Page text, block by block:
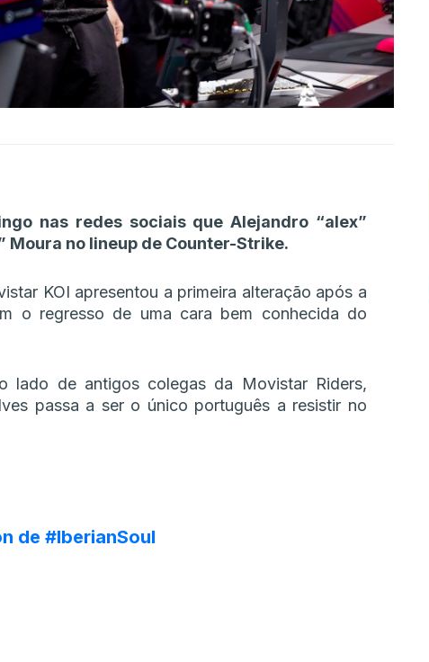
nas redes sociais que Alejandro “alex”
Moura no lineup de Counter-Strike.
KOI apresentou a primeira alteração após a
o regresso de uma cara bem conhecida do
lado de antigos colegas da Movistar Riders,
passa a ser o único português a resistir no
de #IberianSoul